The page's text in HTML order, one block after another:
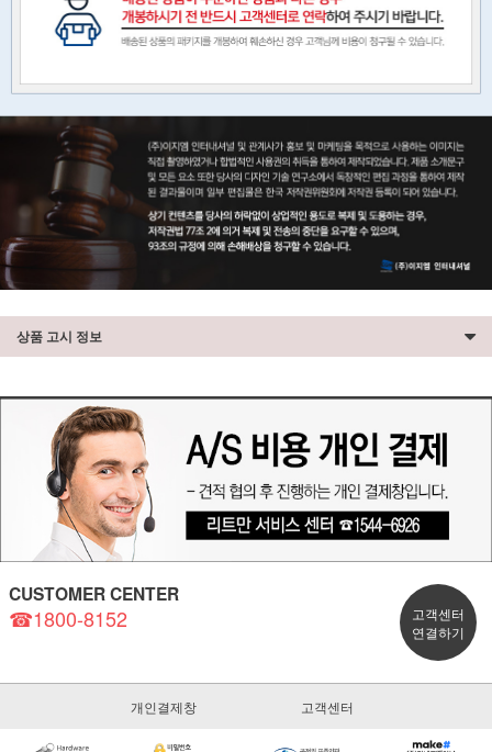
상품 고시 정보
CUSTOMER CENTER
☎1800-8152
고객센터
연결하기
개인결제창 고객센터